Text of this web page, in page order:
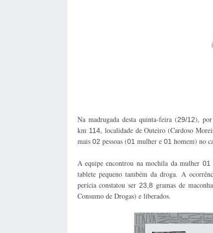
Na madrugada desta quinta-feira (29/12),
km 114, localidade de Outeiro (Cardoso
mais 02 pessoas (01 mulher e 01 homem) no
A equipe encontrou na mochila da mulher 01
tablete pequeno também da droga. A
perícia constatou ser 23,8 gramas de
Consumo de Drogas) e liberados.